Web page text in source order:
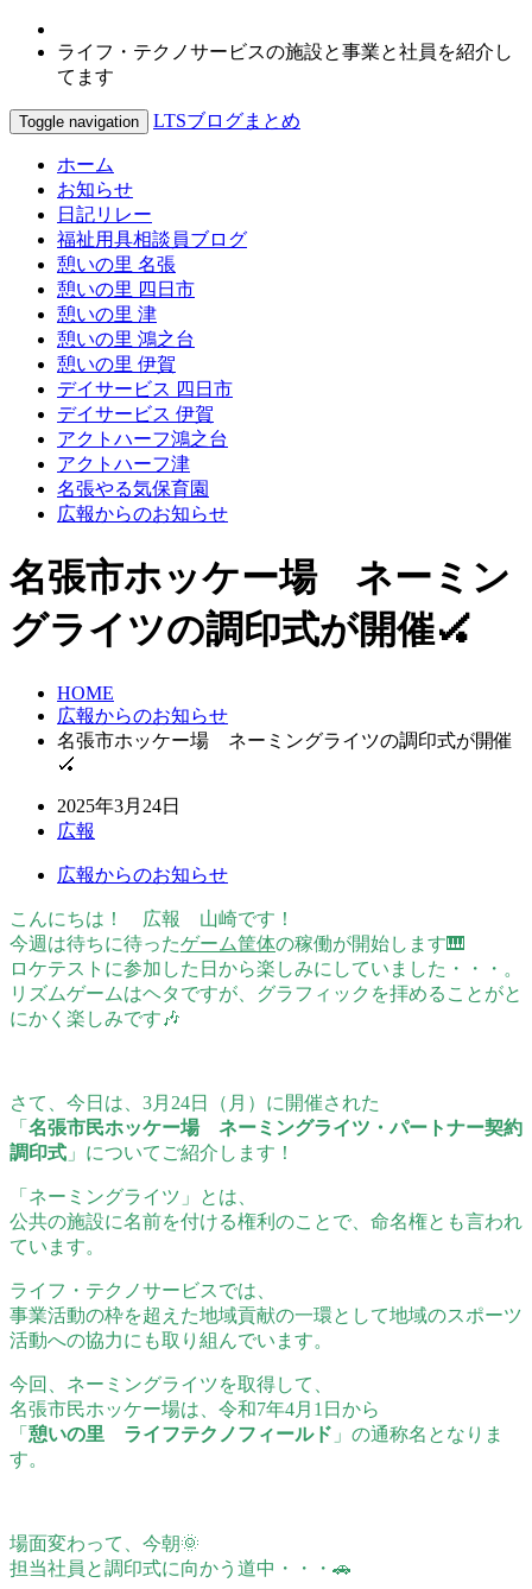
ライフ・テクノサービスの施設と事業と社員を紹介し
てます
Toggle navigation LTSブログまとめ
ホーム
お知らせ
日記リレー
福祉用具相談員ブログ
憩いの里 名張
憩いの里 四日市
憩いの里 津
憩いの里 鴻之台
憩いの里 伊賀
デイサービス 四日市
デイサービス 伊賀
アクトハーフ鴻之台
アクトハーフ津
名張やる気保育園
広報からのお知らせ
名張市ホッケー場 ネーミン
グライツの調印式が開催🏑
HOME
広報からのお知らせ
名張市ホッケー場 ネーミングライツの調印式が開催
🏑
2025年3月24日
広報
広報からのお知らせ
こんにちは！ 広報 山崎です！
今週は待ちに待ったゲーム筐体の稼働が開始します🎹
ロケテストに参加した日から楽しみにしていました・・・。
リズムゲームはヘタですが、グラフィックを拝めることがと
にかく楽しみです🎶
さて、今日は、3月24日（月）に開催された
「 名張市民ホッケー場 ネーミングライツ・パートナー契約
調印式 」についてご紹介します！
「ネーミングライツ」とは、
公共の施設に名前を付ける権利のことで、命名権とも言われ
ています。
ライフ・テクノサービスでは、
事業活動の枠を超えた地域貢献の一環として地域のスポーツ
活動への協力にも取り組んでいます。
今回、ネーミングライツを取得して、
名張市民ホッケー場は、令和7年4月1日から
「 憩いの里 ライフテクノフィールド 」の通称名となりま
す。
場面変わって、今朝🌞
担当社員と調印式に向かう道中・・・🚗